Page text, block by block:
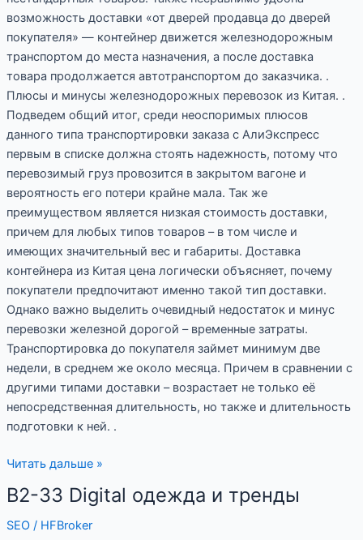
возможность доставки «от дверей продавца до дверей
покупателя» — контейнер движется железнодорожным
транспортом до места назначения, а после доставка
товара продолжается автотранспортом до заказчика. .
Плюсы и минусы железнодорожных перевозок из Китая. .
Подведем общий итог, среди неоспоримых плюсов
данного типа транспортировки заказа с АлиЭкспресс
первым в списке должна стоять надежность, потому что
перевозимый груз провозится в закрытом вагоне и
вероятность его потери крайне мала. Так же
преимуществом является низкая стоимость доставки,
причем для любых типов товаров – в том числе и
имеющих значительный вес и габариты. Доставка
контейнера из Китая цена логически объясняет, почему
покупатели предпочитают именно такой тип доставки.
Однако важно выделить очевидный недостаток и минус
перевозки железной дорогой – временные затраты.
Транспортировка до покупателя займет минимум две
недели, в среднем же около месяца. Причем в сравнении с
другими типами доставки – возрастает не только её
непосредственная длительность, но также и длительность
подготовки к ней. .
Читать дальше »
B2-33 Digital одежда и тренды
SEO/ HFBroker
B2-
Digital